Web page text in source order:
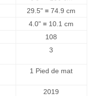
29.5" ≡ 74.9 cm
4.0" ≡ 10.1 cm
108
3
1 Pied de mat
2019